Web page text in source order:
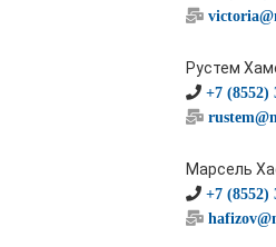
Рустем
+7 (8552)
Марсель
+7 (8552)